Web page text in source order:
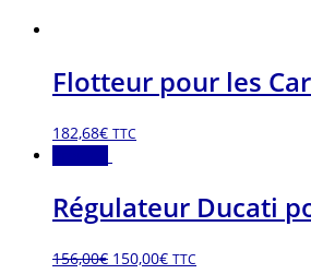
Flotteur pour les
182,68€ TTC
Régulateur Ducati
156,00€ 150,00€ TTC